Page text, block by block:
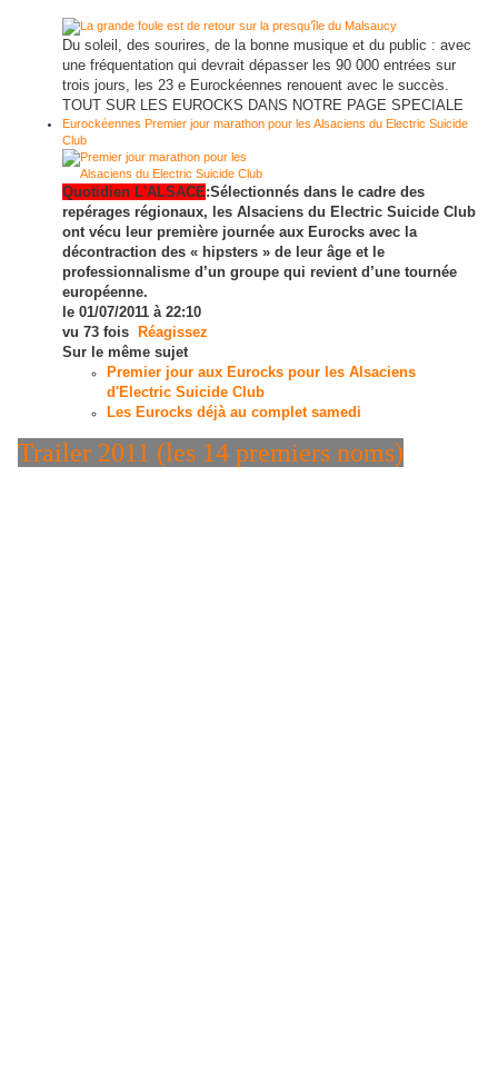
Du soleil, des sourires, de la bonne musique et du public : avec
une fréquentation qui devrait dépasser les 90 000 entrées sur
trois jours, les 23 e Eurockéennes renouent avec le succès.
TOUT SUR LES EUROCKS DANS NOTRE PAGE SPECIALE
Eurockéennes Premier jour marathon pour les Alsaciens du Electric Suicide
Club
Quotidien L'ALSACE:Sélectionnés dans le cadre des
repérages régionaux, les Alsaciens du Electric Suicide Club
ont vécu leur première journée aux Eurocks avec la
décontraction des « hipsters » de leur âge et le
professionnalisme d’un groupe qui revient d’une tournée
européenne.
le 01/07/2011 à 22:10
vu 73 fois
Réagissez
Sur le même sujet
Premier jour aux Eurocks pour les Alsaciens
d'Electric Suicide Club
Les Eurocks déjà au complet samedi
Trailer 2011 (les 14 premiers noms)